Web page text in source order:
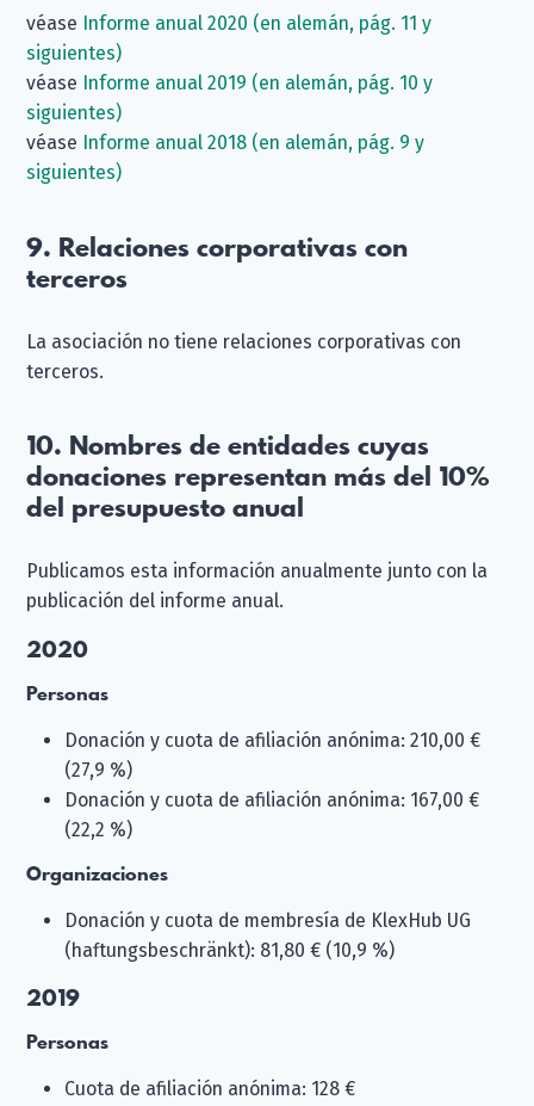
véase Informe anual 2020 (en alemán, pág. 11 y
siguientes)
véase Informe anual 2019 (en alemán, pág. 10 y
siguientes)
véase Informe anual 2018 (en alemán, pág. 9 y
siguientes)
9. Relaciones corporativas con
terceros
La asociación no tiene relaciones corporativas con
terceros.
10. Nombres de entidades cuyas
donaciones representan más del 10%
del presupuesto anual
Publicamos esta información anualmente junto con la
publicación del informe anual.
2020
Personas
Donación y cuota de afiliación anónima: 210,00 €
(27,9 %)
Donación y cuota de afiliación anónima: 167,00 €
(22,2 %)
Organizaciones
Donación y cuota de membresía de KlexHub UG
(haftungsbeschränkt): 81,80 € (10,9 %)
2019
Personas
Cuota de afiliación anónima: 128 €